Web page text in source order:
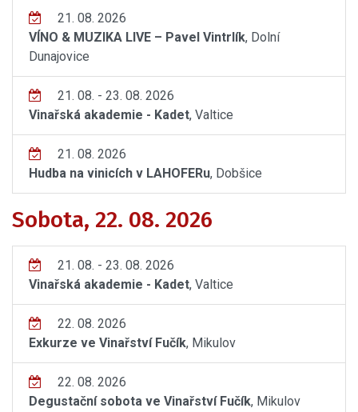
21. 08. 2026
VÍNO & MUZIKA LIVE – Pavel Vintrlík, Dolní
Dunajovice
21. 08. - 23. 08. 2026
Vinařská akademie - Kadet, Valtice
21. 08. 2026
Hudba na vinicích v LAHOFERu, Dobšice
Sobota, 22. 08. 2026
21. 08. - 23. 08. 2026
Vinařská akademie - Kadet, Valtice
22. 08. 2026
Exkurze ve Vinařství Fučík, Mikulov
22. 08. 2026
Degustační sobota ve Vinařství Fučík, Mikulov